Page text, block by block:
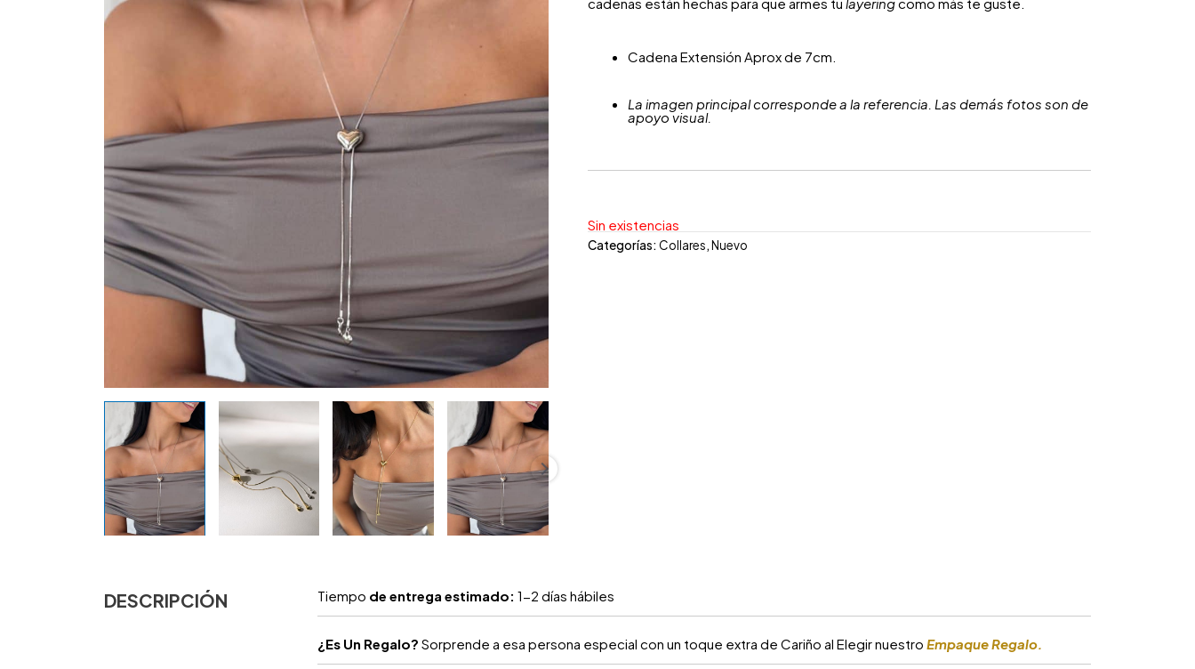
cadenas están hechas para que armes tu layeringcomo más te guste.
Cadena Extensión Aprox de 7cm.
La imagen principal corresponde a la referencia. Las demás fotos son de
apoyo visual.
Sin existencias
Categorías: Collares,Nuevo
DESCRIPCIÓN Tiempo de entrega estimado: 1-2 días hábiles
¿ Es Un Regalo? Sorprende a esa persona especial con un toque extra de Cariño al Elegir nuestro Empaque Regalo.